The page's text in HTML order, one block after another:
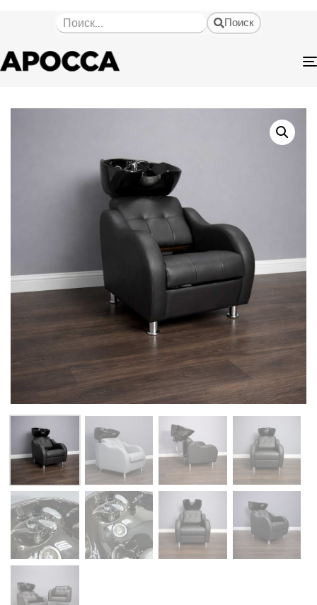
Поиск